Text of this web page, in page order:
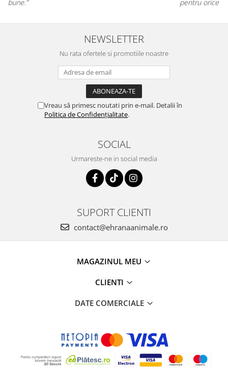
NEWSLETTER
Nu rata ofertele si promotiile noastre
Vreau să primesc noutati prin e-mail. Detalii în
Politica de Confidențialitate.
SOCIAL
Urmareste-ne in social media
SUPORT CLIENTI
contact@ehranaanimale.ro
MAGAZINUL MEU
CLIENTI
DATE COMERCIALE